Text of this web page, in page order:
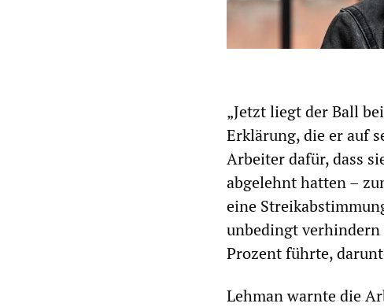
„Jetzt liegt der Ball
Erklärung, die er auf
Arbeiter dafür, dass
abgelehnt hatten –
eine
unbedingt
Prozent führte,
Lehman warnte die